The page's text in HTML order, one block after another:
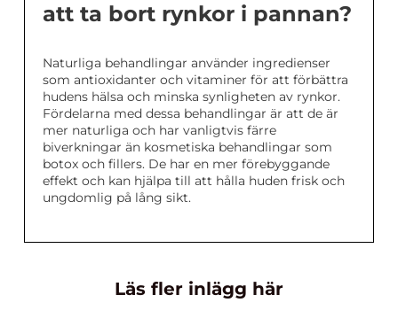
att ta bort rynkor i pannan?
Naturliga behandlingar använder ingredienser
som antioxidanter och vitaminer för att förbättra
hudens hälsa och minska synligheten av rynkor.
Fördelarna med dessa behandlingar är att de är
mer naturliga och har vanligtvis färre
biverkningar än kosmetiska behandlingar som
botox och fillers. De har en mer förebyggande
effekt och kan hjälpa till att hålla huden frisk och
ungdomlig på lång sikt.
Läs fler inlägg här